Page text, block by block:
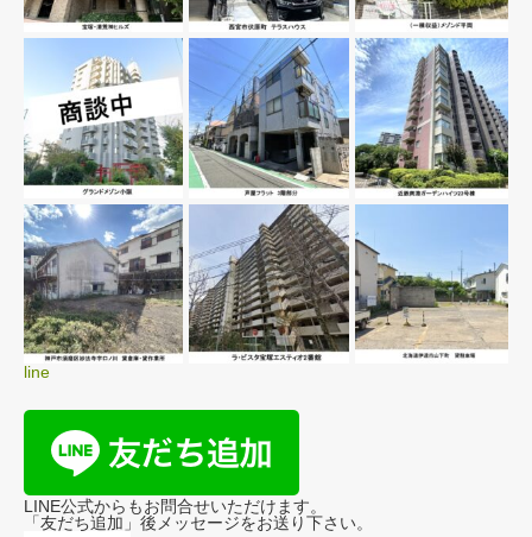
line
LINE公式からもお問合せいただけます。
「友だち追加」後メッセージをお送り下さい。